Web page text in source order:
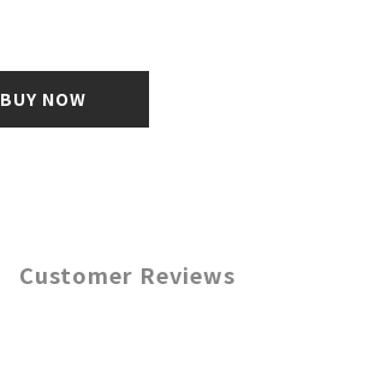
BUY NOW
Customer Reviews